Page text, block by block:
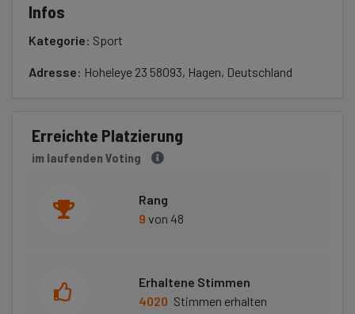
Erreichte Platzierung
im laufenden Voting
Rang
9von 48
Erhaltene Stimmen
4020 Stimmen erhalten
Infos
Kategorie: Sport
Adresse: Hoheleye 23 58093, Hagen, Deutschland